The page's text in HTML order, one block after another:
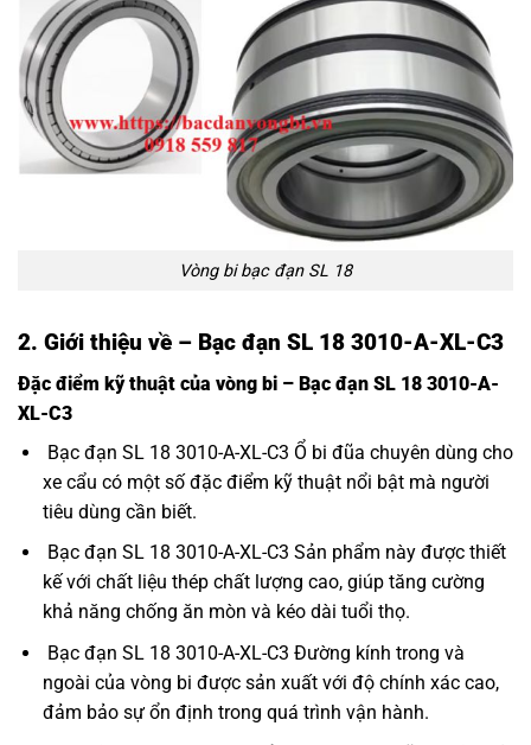
Vòng bi bạc đạn SL 18
2. Giới thiệu về – Bạc đạn SL 18 3010-A-XL-C3
Đặc điểm kỹ thuật của vòng bi – Bạc đạn SL 18 3010-A-
XL-C3
Bạc đạn SL 18 3010-A-XL-C3 Ổ bi đũa chuyên dùng cho
xe cẩu có một số đặc điểm kỹ thuật nổi bật mà người
tiêu dùng cần biết.
Bạc đạn SL 18 3010-A-XL-C3 Sản phẩm này được thiết
kế với chất liệu thép chất lượng cao, giúp tăng cường
khả năng chống ăn mòn và kéo dài tuổi thọ.
Bạc đạn SL 18 3010-A-XL-C3 Đường kính trong và
ngoài của vòng bi được sản xuất với độ chính xác cao,
đảm bảo sự ổn định trong quá trình vận hành.